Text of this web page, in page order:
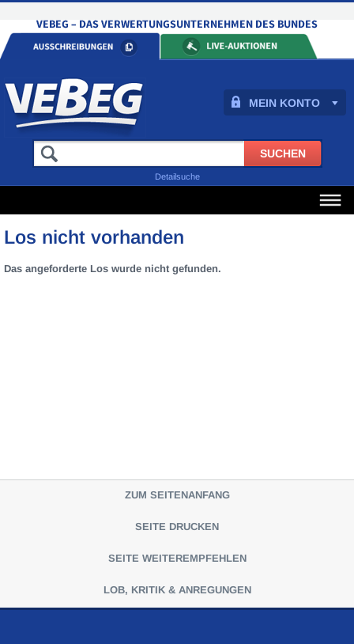
MEIN KONTO
Detailsuche
Los nicht vorhanden
Das angeforderte Los wurde nicht gefunden.
ZUM SEITENANFANG
SEITE DRUCKEN
SEITE WEITEREMPFEHLEN
LOB, KRITIK & ANREGUNGEN